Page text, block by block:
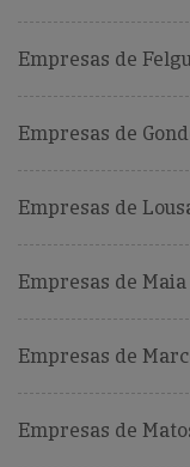
Empresas de
Empresas de
Empresas de
Empresas de
Empresas de
Empresas de